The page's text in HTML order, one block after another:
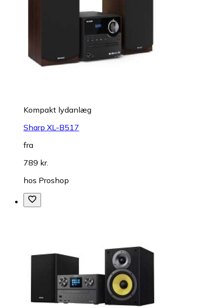
Kompakt lydanlæg
Sharp XL-B517
fra
789 kr.
hos Proshop